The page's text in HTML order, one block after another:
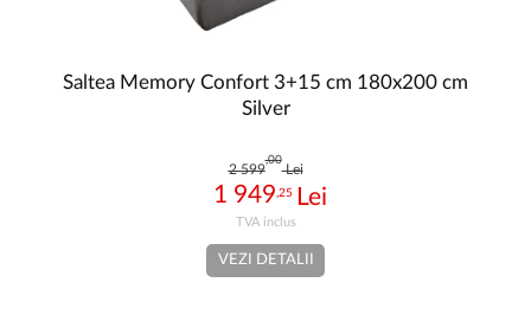
Saltea Memory Confort 3+15 cm 180x200 cm
Silver
2 599
,00
Lei
1 949,25
VEZI DETALII